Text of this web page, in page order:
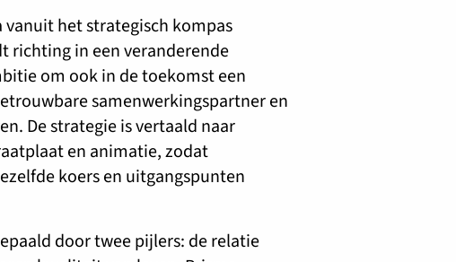
het strategisch kompas
richting in een veranderende
om ook in de toekomst een
samenwerkingspartner en
De strategie is vertaald naar
en animatie, zodat
koers en uitgangspunten
door twee pijlers: de relatie